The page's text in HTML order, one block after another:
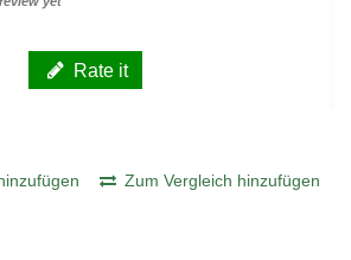
Rate it
Zum Vergleich hinzufügen